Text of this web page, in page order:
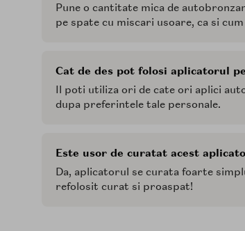
Pune o cantitate mica de
pe spate cu miscari usoare, ca si
Cat de des pot folosi aplicatorul
Il poti utiliza ori de cate ori aplici
dupa preferintele tale personale.
Este usor de curatat acest
Da, aplicatorul se curata foarte
refolosit curat si proaspat!